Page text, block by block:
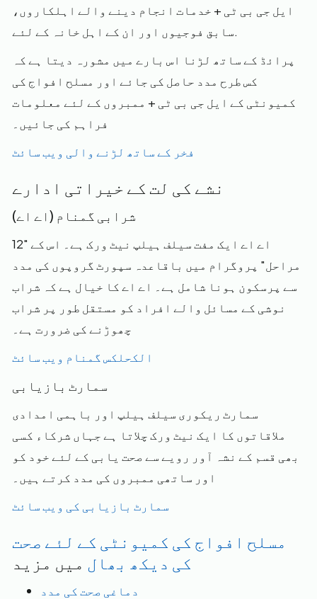
ایل جی بی ٹی + خدمات انجام دینے والے اہلکاروں،
سابق فوجیوں اور ان کے اہل خانہ کے لئے.
پرائڈ کے ساتھ لڑنا اس بارے میں مشورہ دیتا ہے کہ
کس طرح مدد حاصل کی جائے اور مسلح افواج کی
کمیونٹی کے ایل جی بی ٹی + ممبروں کے لئے معلومات
فراہم کی جائیں۔
فخر کے ساتھ لڑنے والی ویب سائٹ
نشے کی لت کے خیراتی ادارے
شرابی گمنام (اے اے)
اے اے ایک مفت سیلف ہیلپ نیٹ ورک ہے۔ اس کے "12
مراحل" پروگرام میں باقاعدہ سپورٹ گروپوں کی مدد
سے پرسکون ہونا شامل ہے۔ اے اے کا خیال ہے کہ شراب
نوشی کے مسائل والے افراد کو مستقل طور پر شراب
چھوڑنے کی ضرورت ہے۔
الکحلکس گمنام ویب سائٹ
سمارٹ بازیابی
سمارٹ ریکوری سیلف ہیلپ اور باہمی امدادی
ملاقاتوں کا ایک نیٹ ورک چلاتا ہے جہاں شرکاء کسی
بھی قسم کے نشہ آور رویے سے صحت یابی کے لئے خود کو
اور ساتھی ممبروں کی مدد کرتے ہیں۔
سمارٹ بازیابی کی ویب سائٹ
مسلح افواج کی کمیونٹی کے لئے صحت
کی دیکھ بھال میں مزید
دماغی صحت کی مدد